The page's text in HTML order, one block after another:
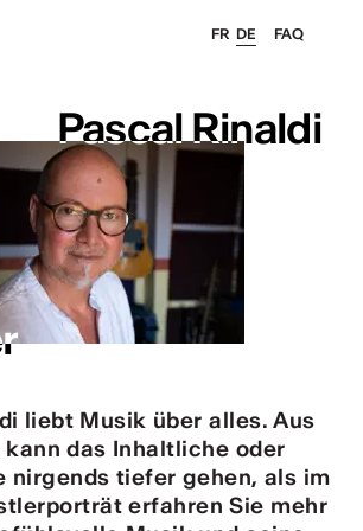
FAQ
FR DE
Pascal Rinaldi
Pascal Rinaldi
liebt Musik über alles. Aus
das Inhaltliche oder
nirgends tiefer gehen, als im
erfahren Sie mehr